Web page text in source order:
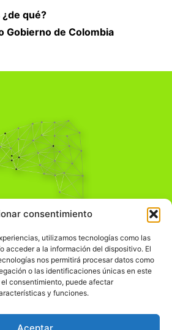
consentimiento
utilizamos tecnologías como las
acceder a la información del dispositivo. El
nos permitirá procesar datos como
o las identificaciones únicas en este
consentimiento, puede afectar
y funciones.
Aceptar
qué?
Gobierno de Colombia
Crítico
el mundo para transformarlo.
Legal
de privacidad